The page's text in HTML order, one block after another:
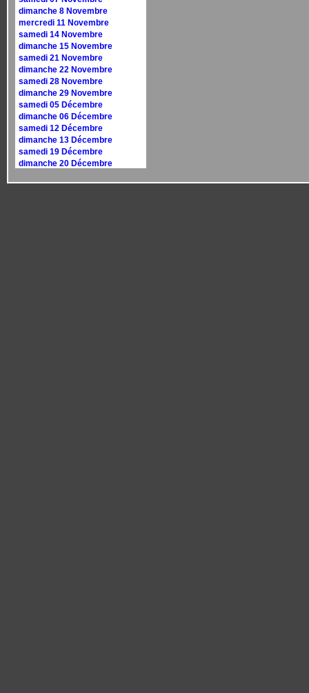
dimanche 8 Novembre
mercredi 11 Novembre
samedi 14 Novembre
dimanche 15 Novembre
samedi 21 Novembre
dimanche 22 Novembre
samedi 28 Novembre
dimanche 29 Novembre
samedi 05 Décembre
dimanche 06 Décembre
samedi 12 Décembre
dimanche 13 Décembre
samedi 19 Décembre
dimanche 20 Décembre